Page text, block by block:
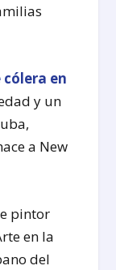
en
y un
a New
pintor
en la
del